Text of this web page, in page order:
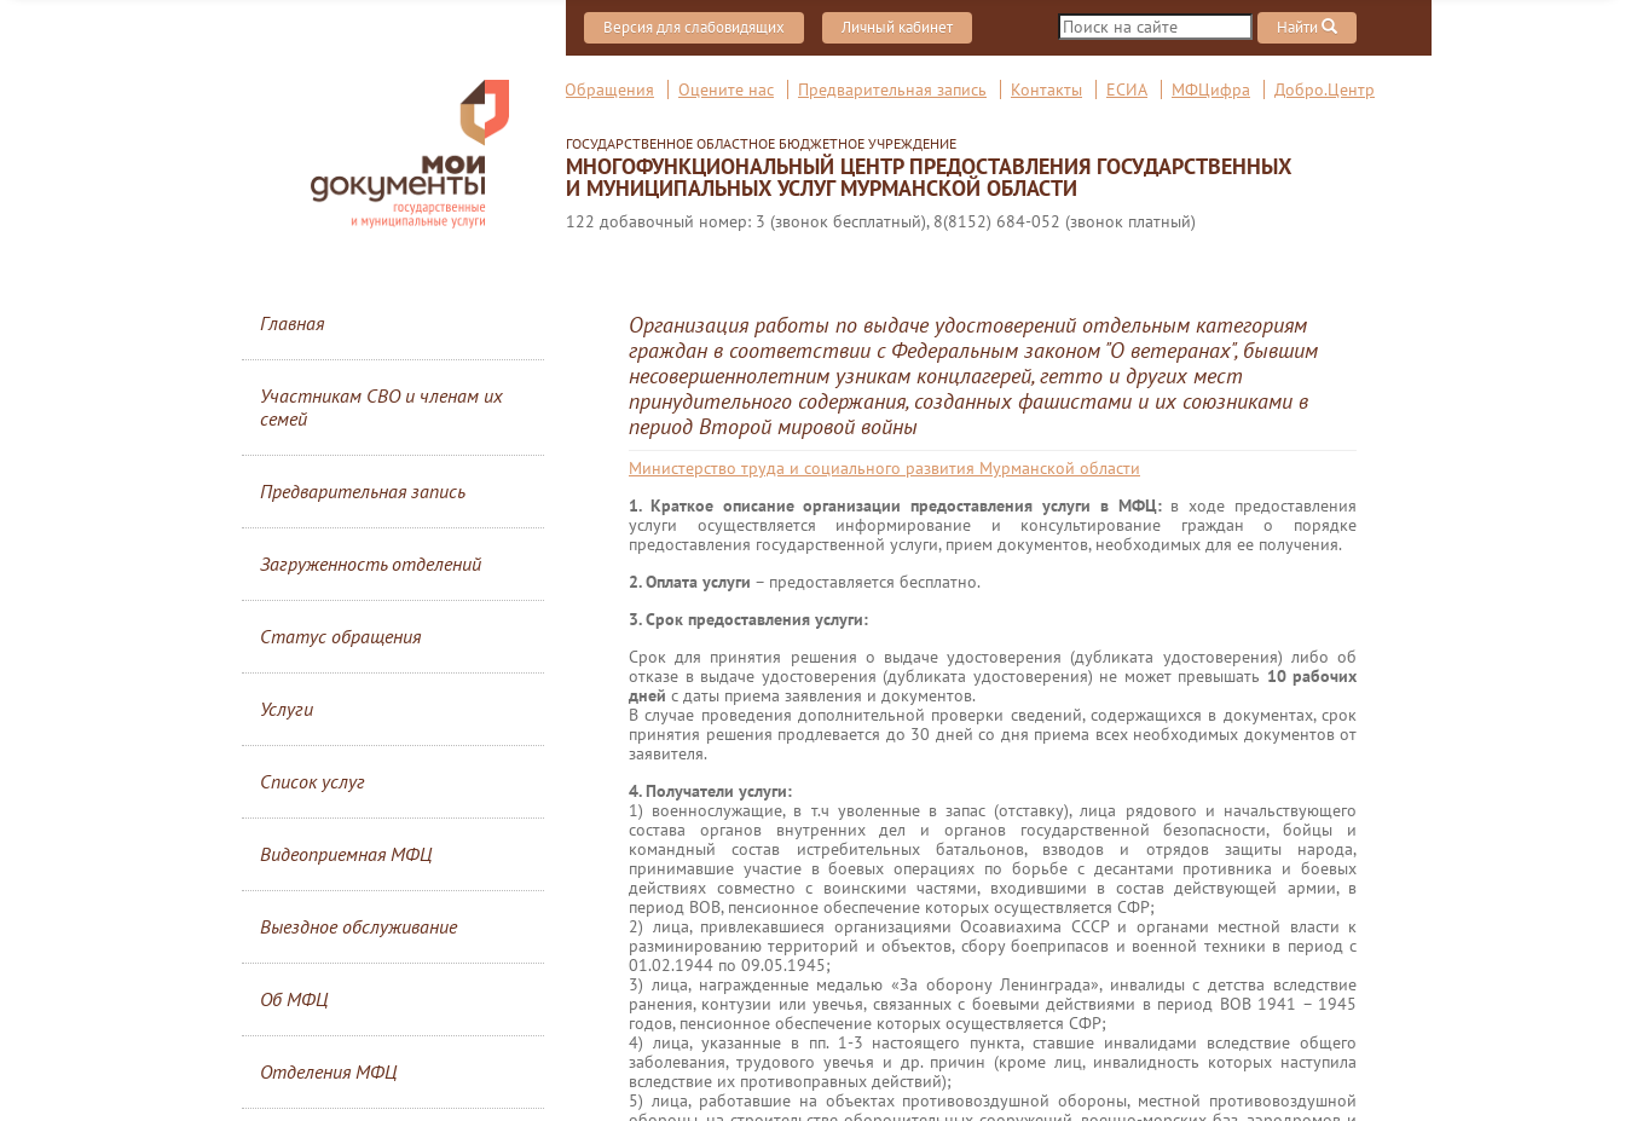
Версия для слабовидящих Личный кабинет Найти
Обращения Оцените нас Предварительная запись Контакты ЕСИА МФЦифра Добро.Центр
ГОСУДАРСТВЕННОЕ ОБЛАСТНОЕ БЮДЖЕТНОЕ УЧРЕЖДЕНИЕ
МНОГОФУНКЦИОНАЛЬНЫЙ ЦЕНТР ПРЕДОСТАВЛЕНИЯ ГОСУДАРСТВЕННЫХ
И МУНИЦИПАЛЬНЫХ УСЛУГ МУРМАНСКОЙ ОБЛАСТИ
122 добавочный номер: 3 (звонок бесплатный), 8(8152) 684-052 (звонок платный)
Главная
Участникам СВО и членам их
семей
Предварительная запись
Загруженность отделений
Статус обращения
Услуги
Список услуг
Видеоприемная МФЦ
Выездное обслуживание
Об МФЦ
Отделения МФЦ
Организация работы по выдаче удостоверений отдельным категориям
граждан в соответствии с Федеральным законом "О ветеранах", бывшим
несовершеннолетним узникам концлагерей, гетто и других мест
принудительного содержания, созданных фашистами и их союзниками в
период Второй мировой войны
Министерство труда и социального развития Мурманской области
1. Краткое описание организации предоставления услуги в МФЦ: в ходе предоставления
услуги осуществляется информирование и консультирование граждан о порядке
предоставления государственной услуги, прием документов, необходимых для ее получения.
2. Оплата услуги – предоставляется бесплатно.
3. Срок предоставления услуги:
Срок для принятия решения о выдаче удостоверения (дубликата удостоверения) либо об
отказе в выдаче удостоверения (дубликата удостоверения) не может превышать 10 рабочих
дней с даты приема заявления и документов.
В случае проведения дополнительной проверки сведений, содержащихся в документах, срок
принятия решения продлевается до 30 дней со дня приема всех необходимых документов от
заявителя.
4. Получатели услуги:
1) военнослужащие, в т.ч уволенные в запас (отставку), лица рядового и начальствующего
состава органов внутренних дел и органов государственной безопасности, бойцы и
командный состав истребительных батальонов, взводов и отрядов защиты народа,
принимавшие участие в боевых операциях по борьбе с десантами противника и боевых
действиях совместно с воинскими частями, входившими в состав действующей армии, в
период ВОВ, пенсионное обеспечение которых осуществляется СФР;
2) лица, привлекавшиеся организациями Осоавиахима СССР и органами местной власти к
разминированию территорий и объектов, сбору боеприпасов и военной техники в период с
01.02.1944 по 09.05.1945;
3) лица, награжденные медалью «За оборону Ленинграда», инвалиды с детства вследствие
ранения, контузии или увечья, связанных с боевыми действиями в период ВОВ 1941 – 1945
годов, пенсионное обеспечение которых осуществляется СФР;
4) лица, указанные в пп. 1-3 настоящего пункта, ставшие инвалидами вследствие общего
заболевания, трудового увечья и др. причин (кроме лиц, инвалидность которых наступила
вследствие их противоправных действий);
5) лица, работавшие на объектах противовоздушной обороны, местной противовоздушной